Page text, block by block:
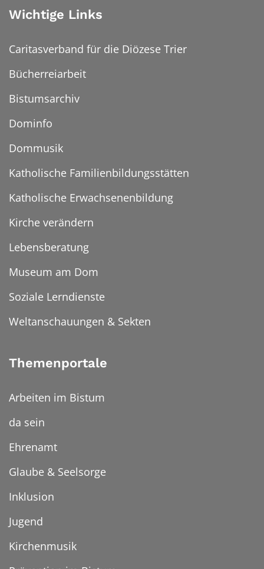
Wichtige Links
Caritasverband für die Diözese Trier
Bücherreiarbeit
Bistumsarchiv
Dominfo
Dommusik
Katholische Familienbildungsstätten
Katholische Erwachsenenbildung
Kirche verändern
Lebensberatung
Museum am Dom
Soziale Lerndienste
Weltanschauungen & Sekten
Themenportale
Arbeiten im Bistum
da sein
Ehrenamt
Glaube & Seelsorge
Inklusion
Jugend
Kirchenmusik